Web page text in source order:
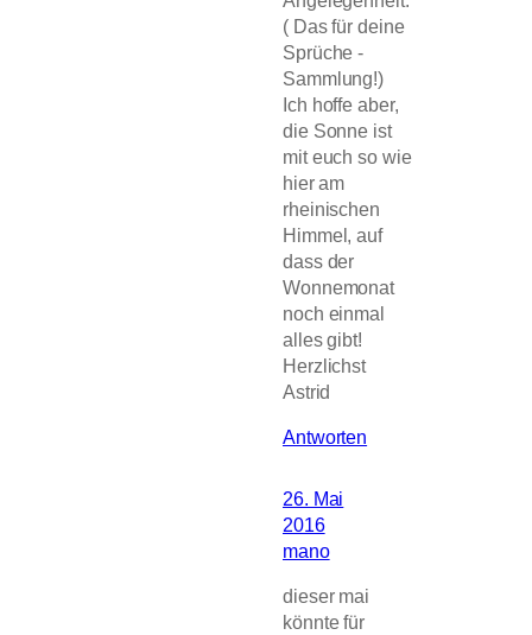
( Das für deine
Sprüche -
Sammlung!)
Ich hoffe aber,
die Sonne ist
mit euch so wie
hier am
rheinischen
Himmel, auf
dass der
Wonnemonat
noch einmal
alles gibt!
Herzlichst
Astrid
Antworten
26. Mai
2016
mano
dieser mai
könnte für